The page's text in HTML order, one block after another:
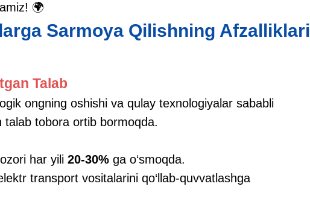
🌍
Sarmoya Qilishning Afzalliklari
Talab
ongning oshishi va qulay texnologiyalar sababli
talab tobora ortib bormoqda.
har yili 20-30% ga o‘smoqda.
transport vositalarini qo‘llab-quvvatlashga